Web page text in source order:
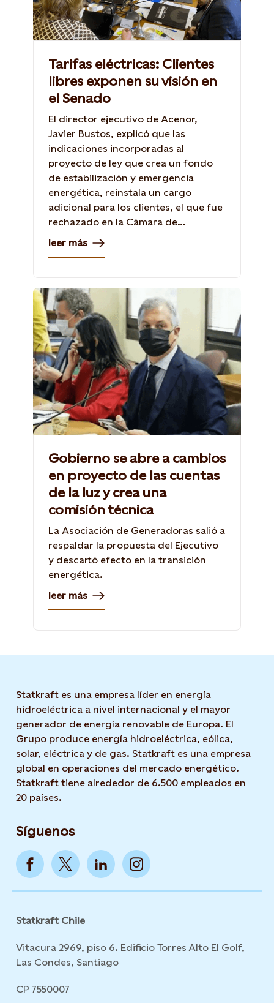
Tarifas eléctricas: Clientes
libres exponen su visión en
el Senado
El director ejecutivo de Acenor,
Javier Bustos, explicó que las
indicaciones incorporadas al
proyecto de ley que crea un fondo
de estabilización y emergencia
energética, reinstala un cargo
adicional para los clientes, el que fue
rechazado en la Cámara de
Diputados.
leer más
Gobierno se abre a cambios
en proyecto de las cuentas
de la luz y crea una
comisión técnica
La Asociación de Generadoras salió a
respaldar la propuesta del Ejecutivo
y descartó efecto en la transición
energética.
leer más
Statkraft es una empresa líder en energía
hidroeléctrica a nivel internacional y el mayor
generador de energía renovable de Europa. El
Grupo produce energía hidroeléctrica, eólica,
solar, eléctrica y de gas. Statkraft es una empresa
global en operaciones del mercado energético.
Statkraft tiene alrededor de 6.500 empleados en
20 países.
Síguenos
Statkraft Chile
Vitacura 2969, piso 6. Edificio Torres Alto El Golf,
Las Condes, Santiago
CP 7550007